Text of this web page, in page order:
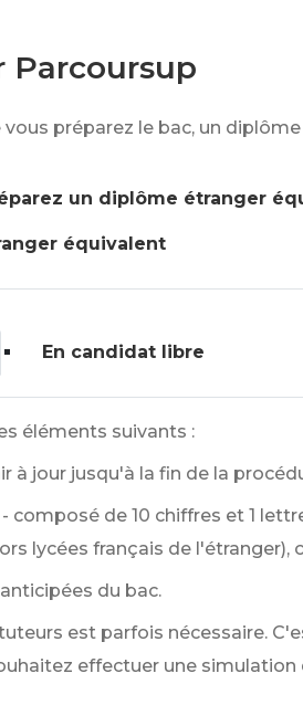
Parcoursup
préparez le bac, un
un diplôme étranger
équivalent
En candidat libre
éléments suivants :
à jour jusqu'à la fin de la
de 10 chiffres et 1
lycées français de l'étranger),
du bac.
est parfois nécessaire.
effectuer une